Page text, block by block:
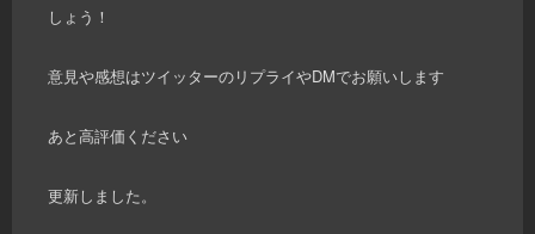
しょう！
意見や感想はツイッターのリプライやDMでお願いします
あと高評価ください
更新しました。